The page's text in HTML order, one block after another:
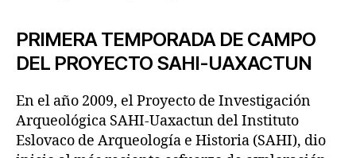
PRIMERA TEMPORADA DE CAMPO
DEL PROYECTO SAHI-UAXACTUN
En el año 2009, el Proyecto de Investigación
Arqueológica SAHI-Uaxactun del Instituto
Eslovaco de Arqueología e Historia (SAHI), dio